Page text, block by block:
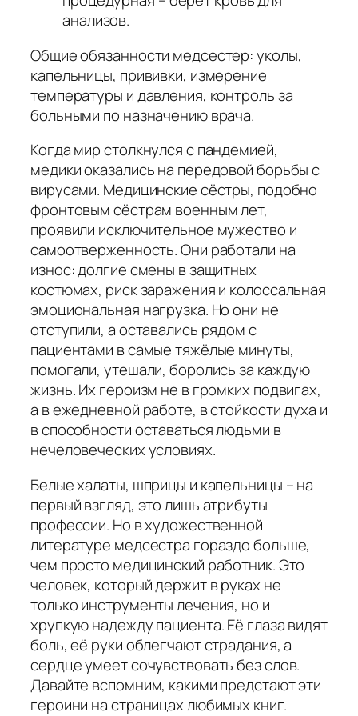
анализов.
Общие обязанности медсестер: уколы,
капельницы, прививки, измерение
температуры и давления, контроль за
больными по назначению врача.
Когда мир столкнулся с пандемией,
медики оказались на передовой борьбы с
вирусами. Медицинские сёстры, подобно
фронтовым сёстрам военным лет,
проявили исключительное мужество и
самоотверженность. Они работали на
износ: долгие смены в защитных
костюмах, риск заражения и колоссальная
эмоциональная нагрузка. Но они не
отступили, а оставались рядом с
пациентами в самые тяжёлые минуты,
помогали, утешали, боролись за каждую
жизнь. Их героизм не в громких подвигах,
а в ежедневной работе, в стойкости духа и
в способности оставаться людьми в
нечеловеческих условиях.
Белые халаты, шприцы и капельницы – на
первый взгляд, это лишь атрибуты
профессии. Но в художественной
литературе медсестра гораздо больше,
чем просто медицинский работник. Это
человек, который держит в руках не
только инструменты лечения, но и
хрупкую надежду пациента. Её глаза видят
боль, её руки облегчают страдания, а
сердце умеет сочувствовать без слов.
Давайте вспомним, какими предстают эти
героини на страницах любимых книг.